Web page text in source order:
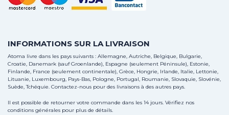
INFORMATIONS SUR LA LIVRAISON
Atoma livre dans les pays suivants : Allemagne, Autriche, Belgique, Bulgarie,
Croatie, Danemark (sauf Groenlande), Espagne (seulement Péninsule), Estonie,
Finlande, France (seulement continentale), Grèce, Hongrie, Irlande, Italie, Lettonie,
Lituanie, Luxembourg, Pays-Bas, Pologne, Portugal, Roumanie, Slovaquie, Slovénie,
Suède, Tchéquie. Contactez-nous pour des livraisons à des autres pays.
Il est possible de retourner votre commande dans les 14 jours. Vérifiez nos
conditions générales pour plus de détails.